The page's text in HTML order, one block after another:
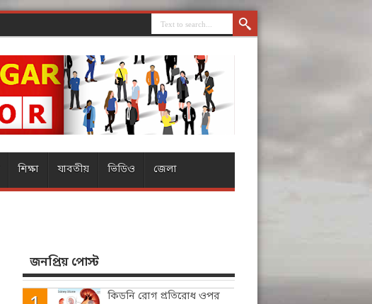
শিক্ষা যাবতীয় ভিডিও জেলা
জনপ্রিয় পোস্ট
কিডনি রোগ প্রতিরোধ ওপর